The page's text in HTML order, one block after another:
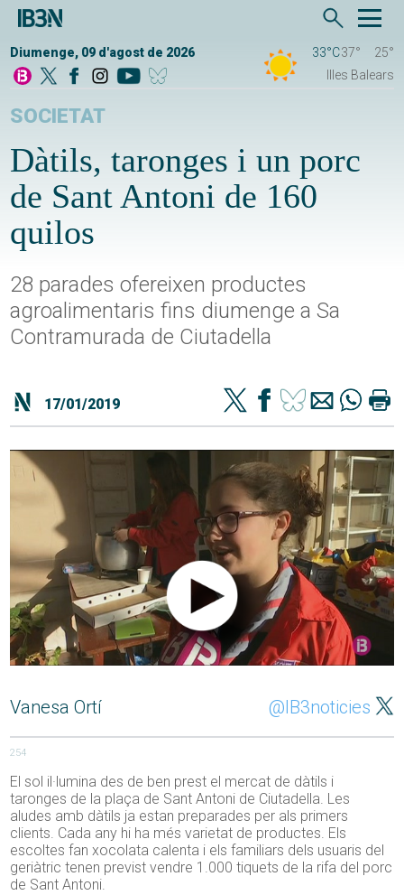
Diumenge, 09 d'agost de 2026 33°C37°
25°
Illes Balears
SOCIETAT
Dàtils, taronges i un porc
de Sant Antoni de 160
quilos
28 parades ofereixen productes
agroalimentaris fins diumenge a Sa
Contramurada de Ciutadella
17/01/2019
Vanesa Ortí @IB3noticies
254
El sol il·lumina des de ben prest el mercat de dàtils i
taronges de la plaça de Sant Antoni de Ciutadella. Les
aludes amb dàtils ja estan preparades per als primers
clients. Cada any hi ha més varietat de productes. Els
escoltes fan xocolata calenta i els familiars dels usuaris del
geriàtric tenen previst vendre 1.000 tiquets de la rifa del porc
de Sant Antoni.